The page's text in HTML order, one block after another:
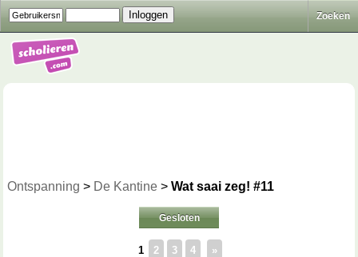
Zoeken
Ontspanning > De Kantine > Wat saai zeg! #11
Gesloten
1 2 3 4 »